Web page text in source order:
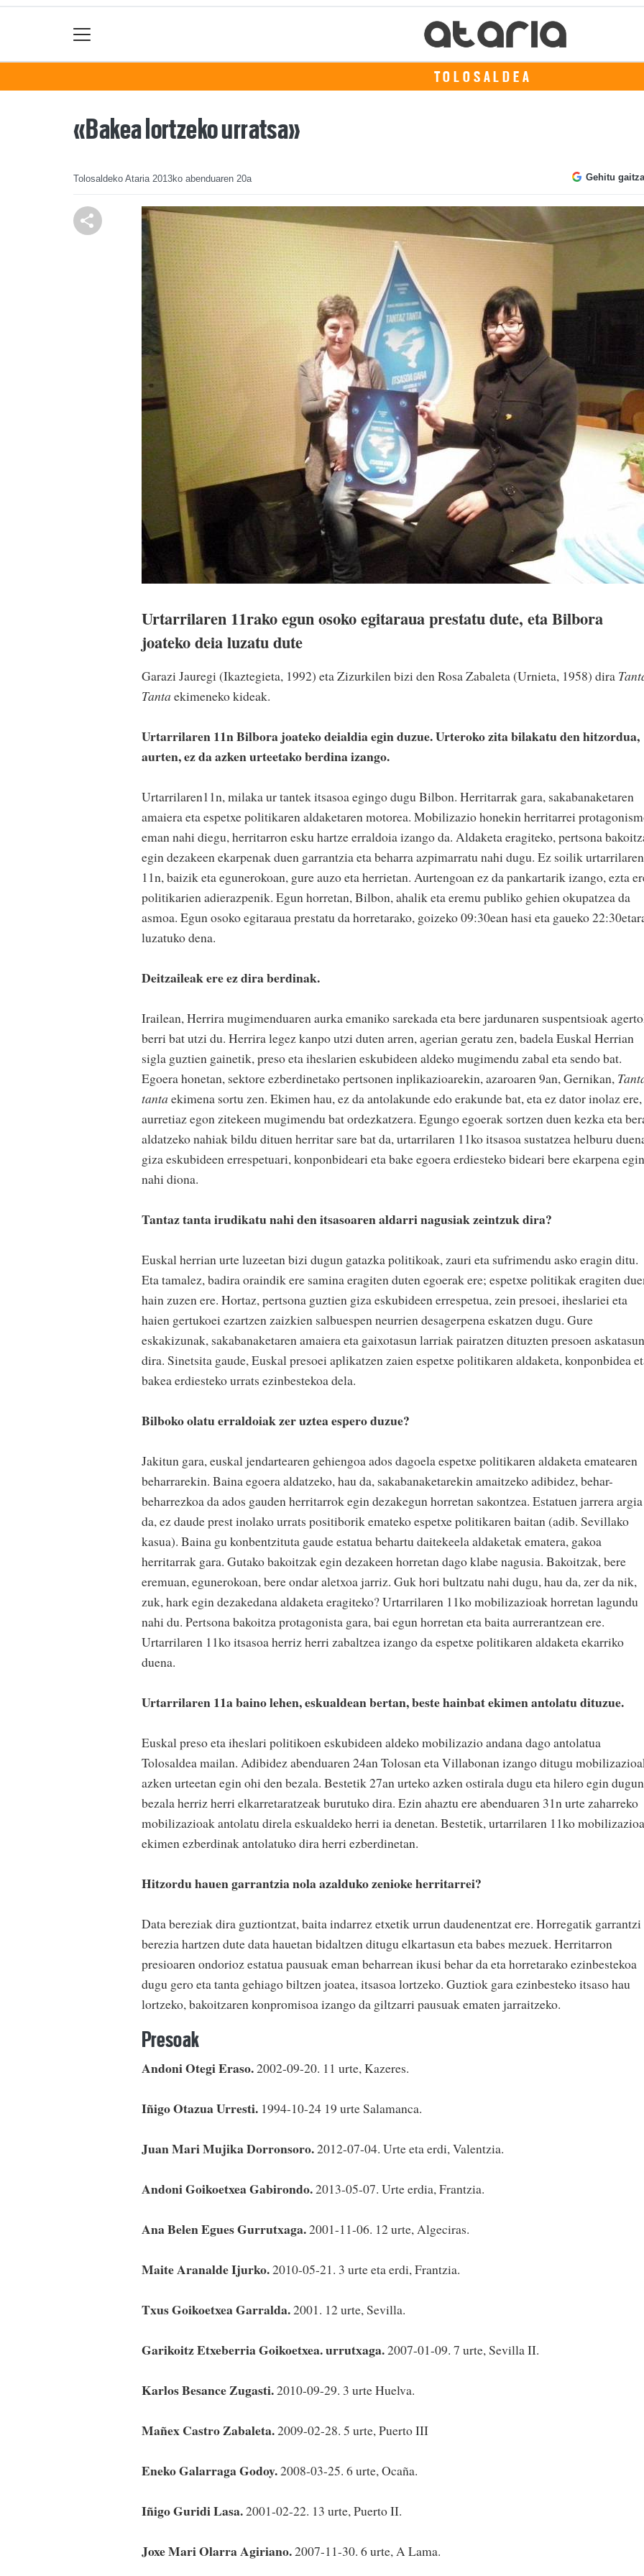
TOLOSALDEA
«Bakea lortzeko urratsa»
Tolosaldeko Ataria 2013ko abenduaren 20a Gehitu
Urtarrilaren 11rako egun osoko egitaraua prestatu dute, eta Bilbora
joateko deia luzatu dute
Garazi Jauregi (Ikaztegieta, 1992) eta Zizurkilen bizi den Rosa Zabaleta (Urnieta, 1958) dira
Tanta ekimeneko kideak.
Urtarrilaren 11n Bilbora joateko deialdia egin duzue. Urteroko zita bilakatu den hitzordua,
aurten, ez da azken urteetako berdina izango.
Urtarrilaren11n, milaka ur tantek itsasoa egingo dugu Bilbon. Herritarrak gara, sakabanaketaren
amaiera eta espetxe politikaren aldaketaren motorea. Mobilizazio honekin herritarrei
eman nahi diegu, herritarron esku hartze erraldoia izango da. Aldaketa eragiteko, pertsona
egin dezakeen ekarpenak duen garrantzia eta beharra azpimarratu nahi dugu. Ez soilik urtarrilaren
11n, baizik eta egunerokoan, gure auzo eta herrietan. Aurtengoan ez da pankartarik izango, ezta
politikarien adierazpenik. Egun horretan, Bilbon, ahalik eta eremu publiko gehien okupatzea da
asmoa. Egun osoko egitaraua prestatu da horretarako, goizeko 09:30ean hasi eta gaueko
luzatuko dena.
Deitzaileak ere ez dira berdinak.
Irailean, Herrira mugimenduaren aurka emaniko sarekada eta bere jardunaren suspentsioak
berri bat utzi du. Herrira legez kanpo utzi duten arren, agerian geratu zen, badela Euskal Herrian
sigla guztien gainetik, preso eta iheslarien eskubideen aldeko mugimendu zabal eta sendo bat.
Egoera honetan, sektore ezberdinetako pertsonen inplikazioarekin, azaroaren 9an, Gernikan,
tanta ekimena sortu zen. Ekimen hau, ez da antolakunde edo erakunde bat, eta ez dator inolaz ere,
aurretiaz egon zitekeen mugimendu bat ordezkatzera. Egungo egoerak sortzen duen kezka eta
aldatzeko nahiak bildu dituen herritar sare bat da, urtarrilaren 11ko itsasoa sustatzea helburu
giza eskubideen errespetuari, konponbideari eta bake egoera erdiesteko bideari bere ekarpena egin
nahi diona.
Tantaz tanta irudikatu nahi den itsasoaren aldarri nagusiak zeintzuk dira?
Euskal herrian urte luzeetan bizi dugun gatazka politikoak, zauri eta sufrimendu asko eragin ditu.
Eta tamalez, badira oraindik ere samina eragiten duten egoerak ere; espetxe politikak eragiten
hain zuzen ere. Hortaz, pertsona guztien giza eskubideen errespetua, zein presoei, iheslariei eta
haien gertukoei ezartzen zaizkien salbuespen neurrien desagerpena eskatzen dugu. Gure
eskakizunak, sakabanaketaren amaiera eta gaixotasun larriak pairatzen dituzten presoen
dira. Sinetsita gaude, Euskal presoei aplikatzen zaien espetxe politikaren aldaketa, konponbidea
bakea erdiesteko urrats ezinbestekoa dela.
Bilboko olatu erraldoiak zer uztea espero duzue?
Jakitun gara, euskal jendartearen gehiengoa ados dagoela espetxe politikaren aldaketa ematearen
beharrarekin. Baina egoera aldatzeko, hau da, sakabanaketarekin amaitzeko adibidez, behar-
beharrezkoa da ados gauden herritarrok egin dezakegun horretan sakontzea. Estatuen jarrera argia
da, ez daude prest inolako urrats positiborik emateko espetxe politikaren baitan (adib. Sevillako
kasua). Baina gu konbentzituta gaude estatua behartu daitekeela aldaketak ematera, gakoa
herritarrak gara. Gutako bakoitzak egin dezakeen horretan dago klabe nagusia. Bakoitzak, bere
eremuan, egunerokoan, bere ondar aletxoa jarriz. Guk hori bultzatu nahi dugu, hau da, zer da nik,
zuk, hark egin dezakedana aldaketa eragiteko? Urtarrilaren 11ko mobilizazioak horretan lagundu
nahi du. Pertsona bakoitza protagonista gara, bai egun horretan eta baita aurrerantzean ere.
Urtarrilaren 11ko itsasoa herriz herri zabaltzea izango da espetxe politikaren aldaketa ekarriko
duena.
Urtarrilaren 11a baino lehen, eskualdean bertan, beste hainbat ekimen antolatu dituzue.
Euskal preso eta iheslari politikoen eskubideen aldeko mobilizazio andana dago antolatua
Tolosaldea mailan. Adibidez abenduaren 24an Tolosan eta Villabonan izango ditugu
azken urteetan egin ohi den bezala. Bestetik 27an urteko azken ostirala dugu eta hilero egin dugun
bezala herriz herri elkarretaratzeak burutuko dira. Ezin ahaztu ere abenduaren 31n urte zaharreko
mobilizazioak antolatu direla eskualdeko herri ia denetan. Bestetik, urtarrilaren 11ko
ekimen ezberdinak antolatuko dira herri ezberdinetan.
Hitzordu hauen garrantzia nola azalduko zenioke herritarrei?
Data bereziak dira guztiontzat, baita indarrez etxetik urrun daudenentzat ere. Horregatik garrantzi
berezia hartzen dute data hauetan bidaltzen ditugu elkartasun eta babes mezuek. Herritarron
presioaren ondorioz estatua pausuak eman beharrean ikusi behar da eta horretarako ezinbestekoa
dugu gero eta tanta gehiago biltzen joatea, itsasoa lortzeko. Guztiok gara ezinbesteko itsaso hau
lortzeko, bakoitzaren konpromisoa izango da giltzarri pausuak ematen jarraitzeko.
Presoak
Andoni Otegi Eraso.2002-09-20. 11 urte, Kazeres.
Iñigo Otazua Urresti. 1994-10-24 19 urte Salamanca.
Juan Mari Mujika Dorronsoro.2012-07-04. Urte eta erdi, Valentzia.
Andoni Goikoetxea Gabirondo.2013-05-07. Urte erdia, Frantzia.
Ana Belen Egues Gurrutxaga.2001-11-06. 12 urte, Algeciras.
Maite Aranalde Ijurko.2010-05-21. 3 urte eta erdi, Frantzia.
Txus Goikoetxea Garralda.2001. 12 urte, Sevilla.
Garikoitz Etxeberria Goikoetxea. urrutxaga.2007-01-09. 7 urte, Sevilla II.
Karlos Besance Zugasti.2010-09-29. 3 urte Huelva.
Mañex Castro Zabaleta.2009-02-28. 5 urte, Puerto III
Eneko Galarraga Godoy.2008-03-25. 6 urte, Ocaña.
Iñigo Guridi Lasa.2001-02-22. 13 urte, Puerto II.
Joxe Mari Olarra Agiriano.2007-11-30. 6 urte, A Lama.